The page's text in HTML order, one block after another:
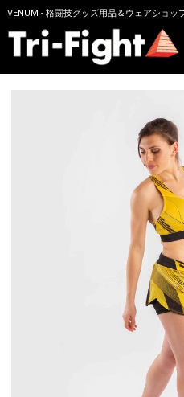
VENUM - 格闘技グッズ用品＆ウェアショッ